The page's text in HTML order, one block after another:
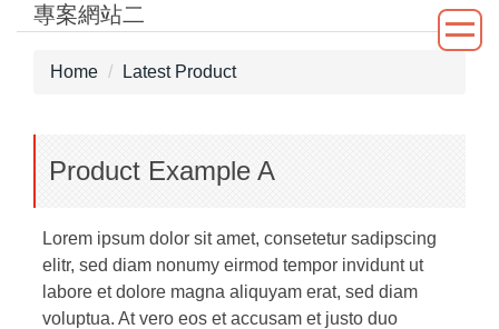
Jump
專案網站二
Home Latest Product
Product Example A
Lorem ipsum dolor sit amet, consetetur sadipscing
elitr, sed diam nonumy eirmod tempor invidunt ut
labore et dolore magna aliquyam erat, sed diam
voluptua. At vero eos et accusam et justo duo